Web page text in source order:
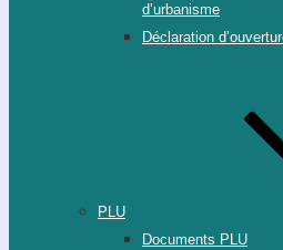
d’urbanisme
Déclaration
PLU
Documents PLU